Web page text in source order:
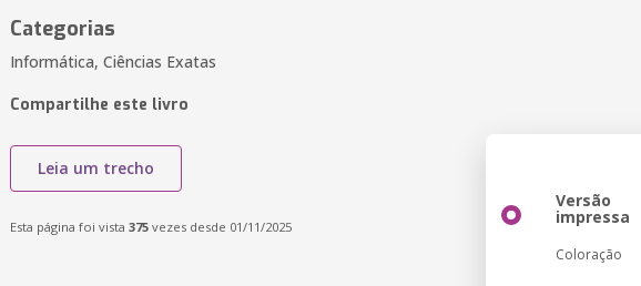
Categorias
Informática, Ciências Exatas
Compartilhe este livro
Leia um trecho
Esta página foi vista 375 vezes desde 01/11/2025
Versão
impressa
Coloração